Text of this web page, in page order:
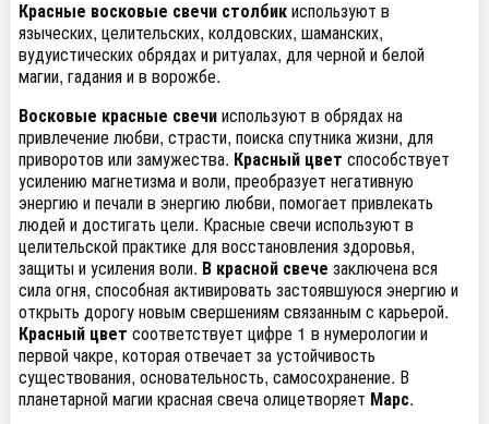
Красные восковые свечи столбикиспользуют в
языческих, целительских, колдовских, шаманских,
вудуистических обрядах и ритуалах, для черной и белой
магии, гадания и в ворожбе.
Восковые красные свечииспользуют в обрядах на
привлечение любви, страсти, поиска спутника жизни, для
приворотов или замужества. Красный цвет способствует
усилению магнетизма и воли, преобразует негативную
энергию и печали в энергию любви, помогает привлекать
людей и достигать цели. Красные свечи используют в
целительской практике для восстановления здоровья,
защиты и усиления воли. В красной свече заключена вся
сила огня, способная активировать застоявшуюся энергию и
открыть дорогу новым свершениям связанным с карьерой.
Красный цвет соответствует цифре 1 в нумерологии и
первой чакре, которая отвечает за устойчивость
существования, основательность, самосохранение. В
планетарной магии красная свеча олицетворяет Марс.